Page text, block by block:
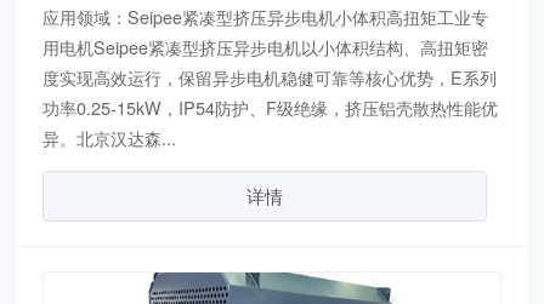
应用领域：Seipee紧凑型挤压异步电机小体积高扭矩工业专
用电机Seipee紧凑型挤压异步电机以小体积结构、高扭矩密
度实现高效运行，保留异步电机稳健可靠等核心优势，E系列
功率0.25-15kW，IP54防护、F级绝缘，挤压铝壳散热性能优
异。北京汉达森...
详情